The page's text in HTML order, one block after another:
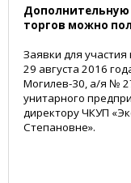
торгов можно
Заявки для
29 августа 2016
Могилев-30, а/я №
унитарного
директору ЧКУП
Степановне».